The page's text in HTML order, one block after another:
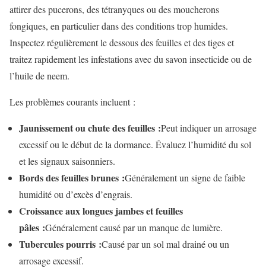
attirer des pucerons, des tétranyques ou des moucherons
fongiques, en particulier dans des conditions trop humides.
Inspectez régulièrement le dessous des feuilles et des tiges et
traitez rapidement les infestations avec du savon insecticide ou de
l’huile de neem.
Les problèmes courants incluent :
Jaunissement ou chute des feuilles :Peut indiquer un arrosage
excessif ou le début de la dormance. Évaluez l’humidité du sol
et les signaux saisonniers.
Bords des feuilles brunes :Généralement un signe de faible
humidité ou d’excès d’engrais.
Croissance aux longues jambes et feuilles
pâles :Généralement causé par un manque de lumière.
Tubercules pourris :Causé par un sol mal drainé ou un
arrosage excessif.